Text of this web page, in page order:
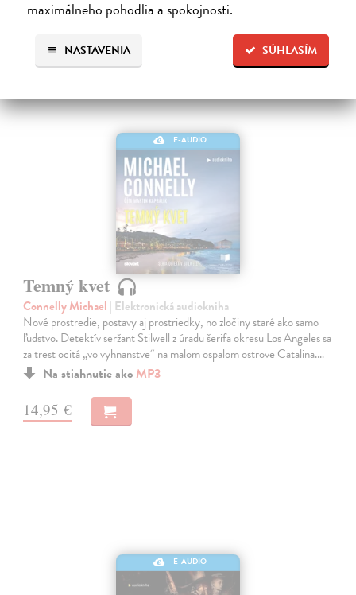
maximálneho pohodlia a spokojnosti.
SÚHLASÍM
NASTAVENIA
E-AUDIO
Temný kvet
Connelly Michael | Elektronická audiokniha
Nové prostredie, postavy aj prostriedky, no zločiny staré ako samo
ľudstvo. Detektív seržant Stilwell z úradu šerifa okresu Los Angeles sa
za trest ocitá „vo vyhnanstve“ na malom ospalom ostrove Catalina.…
Na stiahnutie ako MP3
14,95 €
E-AUDIO